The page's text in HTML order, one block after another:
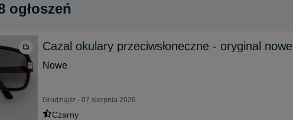
ogłoszeń
Cazal okulary przeciwsłoneczne - oryginal nowe
Nowe
Grudziądz - 07 sierpnia 2026
Czarny